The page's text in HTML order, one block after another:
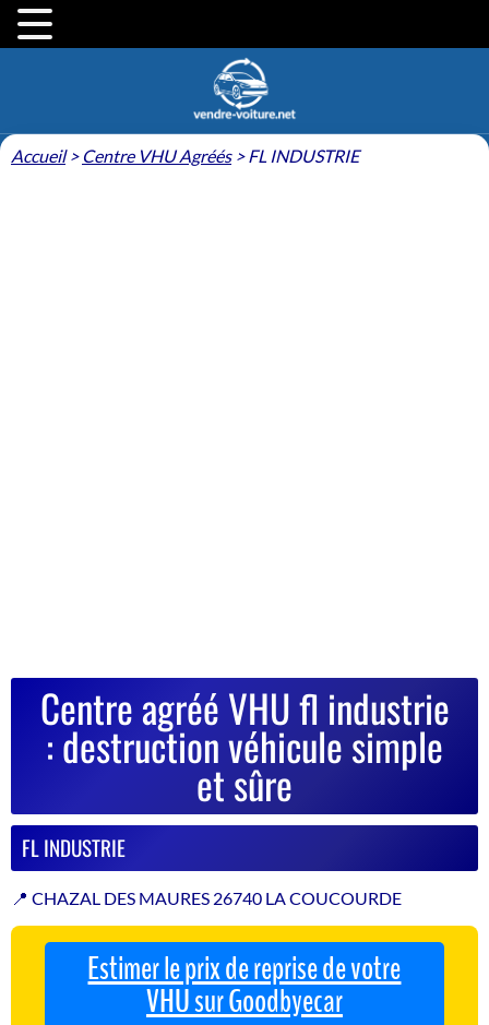
Accueil> Centre VHU Agréés> FL INDUSTRIE
Centre agréé VHU fl industrie
: destruction véhicule simple
et sûre
FL INDUSTRIE
📍 CHAZAL DES MAURES 26740 LA COUCOURDE
Estimer le prix de reprise de votre
VHU sur Goodbyecar